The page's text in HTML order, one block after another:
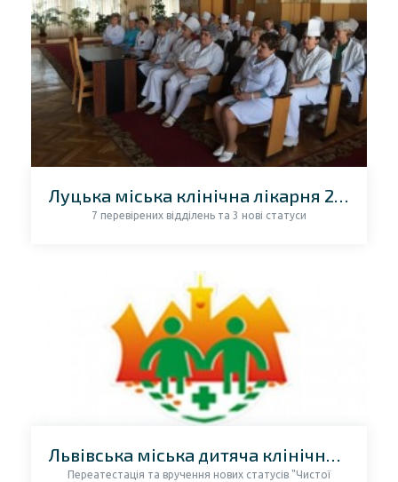
Луцька міська клінічна лікарня 2018
7 перевірених відділень та 3 нові статуси
Львівська міська дитяча клінічна лікарня 2018
Переатестація та вручення нових статусів "Чистої